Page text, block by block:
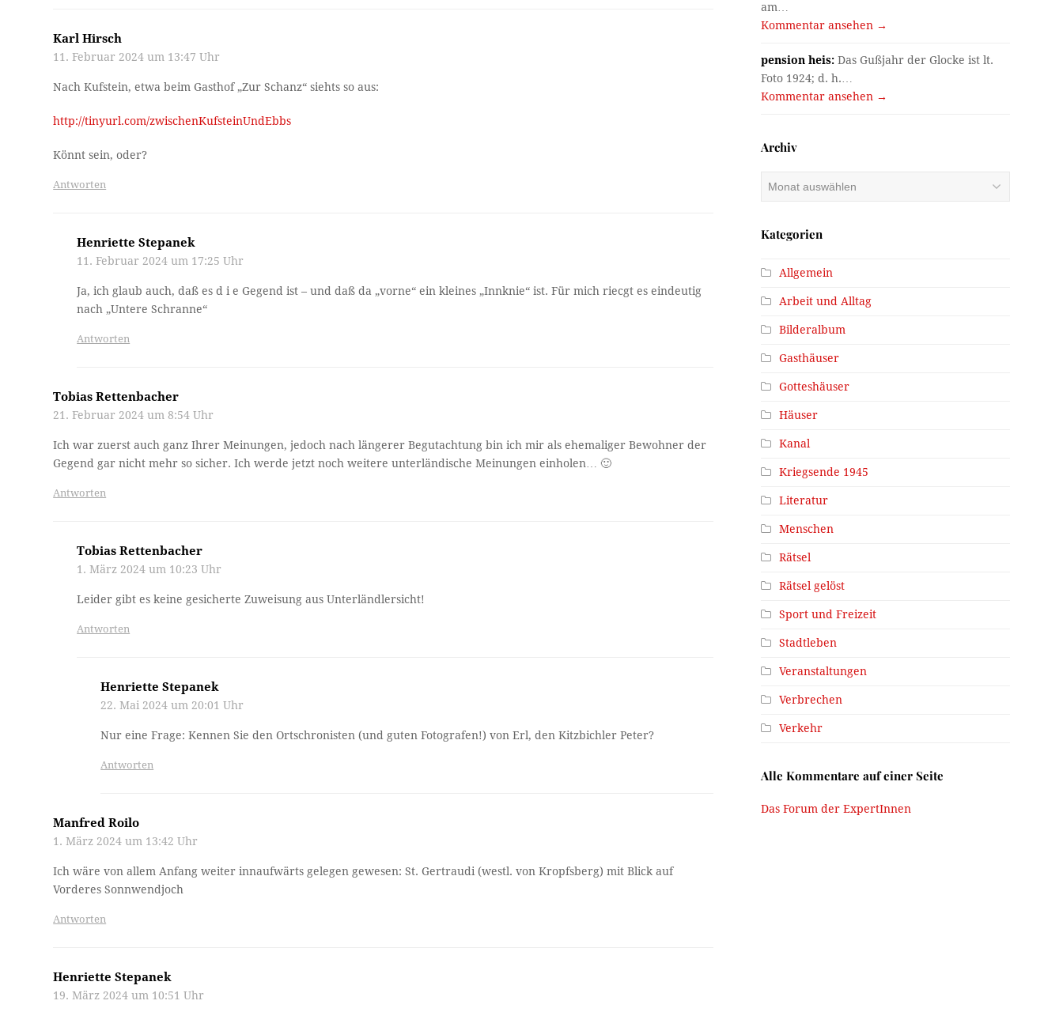
Karl Hirsch
11. Februar 2024 um 13:47 Uhr
Nach Kufstein, etwa beim Gasthof „Zur Schanz“ siehts so aus:
http://tinyurl.com/zwischenKufsteinUndEbbs
Könnt sein, oder?
Antworten
Henriette Stepanek
11. Februar 2024 um 17:25 Uhr
Ja, ich glaub auch, daß es d i e Gegend ist – und daß da „vorne“ ein kleines „Innknie“ ist. Für mich riecgt es eindeutig
nach „Untere Schranne“
Antworten
Tobias Rettenbacher
21. Februar 2024 um 8:54 Uhr
Ich war zuerst auch ganz Ihrer Meinungen, jedoch nach längerer Begutachtung bin ich mir als ehemaliger Bewohner der
Gegend gar nicht mehr so sicher. Ich werde jetzt noch weitere unterländische Meinungen einholen… 🙂
Antworten
Tobias Rettenbacher
1. März 2024 um 10:23 Uhr
Leider gibt es keine gesicherte Zuweisung aus Unterländlersicht!
Antworten
Henriette Stepanek
22. Mai 2024 um 20:01 Uhr
Nur eine Frage: Kennen Sie den Ortschronisten (und guten Fotografen!) von Erl, den Kitzbichler Peter?
Antworten
Manfred Roilo
1. März 2024 um 13:42 Uhr
Ich wäre von allem Anfang weiter innaufwärts gelegen gewesen: St. Gertraudi (westl. von Kropfsberg) mit Blick auf
Vorderes Sonnwendjoch
Antworten
Henriette Stepanek
19. März 2024 um 10:51 Uhr
am…
Kommentar ansehen →
pension heis: Das Gußjahr der Glocke ist lt.
Foto 1924; d. h.…
Kommentar ansehen →
Archiv
Archiv
Kategorien
Allgemein
Arbeit und Alltag
Bilderalbum
Gasthäuser
Gotteshäuser
Häuser
Kanal
Kriegsende 1945
Literatur
Menschen
Rätsel
Rätsel gelöst
Sport und Freizeit
Stadtleben
Veranstaltungen
Verbrechen
Verkehr
Alle Kommentare auf einer Seite
Das Forum der ExpertInnen